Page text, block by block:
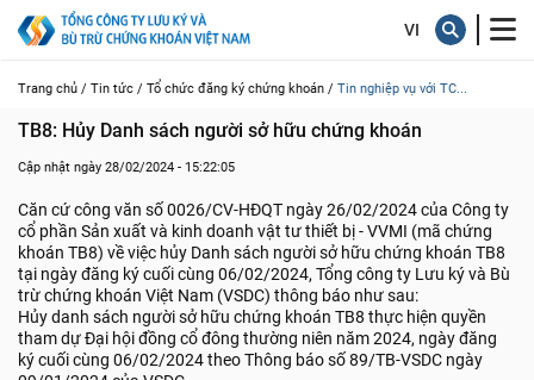
Trang chủ / Tin tức / Tổ chức đăng ký chứng khoán / Tin nghiệp vụ với TC...
TB8: Hủy Danh sách người sở hữu chứng khoán
Cập nhật ngày 28/02/2024 - 15:22:05
Căn cứ công văn số 0026/CV-HĐQT ngày 26/02/2024 của Công ty
cổ phần Sản xuất và kinh doanh vật tư thiết bị - VVMI (mã chứng
khoán TB8) về việc hủy Danh sách người sở hữu chứng khoán TB8
tại ngày đăng ký cuối cùng 06/02/2024, Tổng công ty Lưu ký và Bù
trừ chứng khoán Việt Nam (VSDC) thông báo như sau:
Hủy danh sách người sở hữu chứng khoán TB8 thực hiện quyền
tham dự Đại hội đồng cổ đông thường niên năm 2024, ngày đăng
ký cuối cùng 06/02/2024 theo Thông báo số 89/TB-VSDC ngày